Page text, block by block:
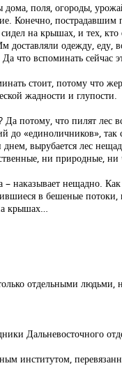
дома, поля, огороды,
Конечно, пострадавшим
сидел на крышах, и тех,
доставляли одежду, еду,
что вспоминать сейчас
стоит, потому что
жадности и глупости.
Да потому, что пилят лес
до «единоличников», так
вырубается лес
ни природные, ни
– наказывает нещадно.
в бешеные
крышах…
отдельными
Дальневосточного
институтом,